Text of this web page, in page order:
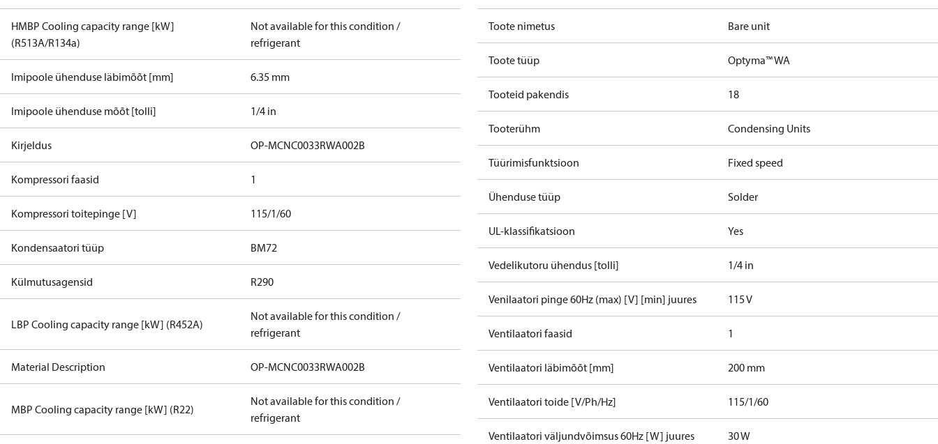
HMBP Cooling capacity range [kW]
(R513A/R134a)
Not available for this condition /
refrigerant
Imipoole ühenduse läbimõõt [mm] 6.35 mm
Imipoole ühenduse mõõt [tolli] 1/4 in
Kirjeldus OP-MCNC0033RWA002B​
Kompressori faasid 1
Kompressori toitepinge [V] 115/1/60
Kondensaatori tüüp BM72
Külmutusagensid R290
LBP Cooling capacity range [kW] (R452A)
Not available for this condition /
refrigerant
Material Description OP-MCNC0033RWA002B​
MBP Cooling capacity range [kW] (R22)
Not available for this condition /
refrigerant
Toote nimetus Bare unit
Toote tüüp Optyma™ WA
Tooteid pakendis 18
Tooterühm Condensing Units
Tüürimisfunktsioon Fixed speed
Ühenduse tüüp Solder
UL-klassifikatsioon Yes
Vedelikutoru ühendus [tolli] 1/4 in
Venilaatori pinge 60Hz (max) [V] [min] juures 115 V
Ventilaatori faasid 1
Ventilaatori läbimõõt [mm] 200 mm
Ventilaatori toide [V/Ph/Hz] 115/1/60
Ventilaatori väljundvõimsus 60Hz [W] juures 30 W